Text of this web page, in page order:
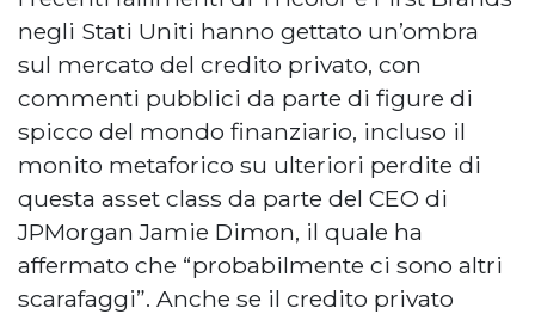
negli Stati Uniti hanno gettato un’ombra
sul mercato del credito privato, con
commenti pubblici da parte di figure di
spicco del mondo finanziario, incluso il
monito metaforico su ulteriori perdite di
questa asset class da parte del CEO di
JPMorgan Jamie Dimon, il quale ha
affermato che “probabilmente ci sono altri
scarafaggi”. Anche se il credito privato